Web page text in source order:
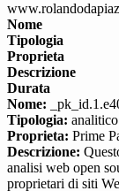
Nome
Tipologia
Proprieta
Descrizione
Durata
Nome:
Tipologia: analitico
Proprieta: Prime
Descrizione:
analisi web open
proprietari di siti